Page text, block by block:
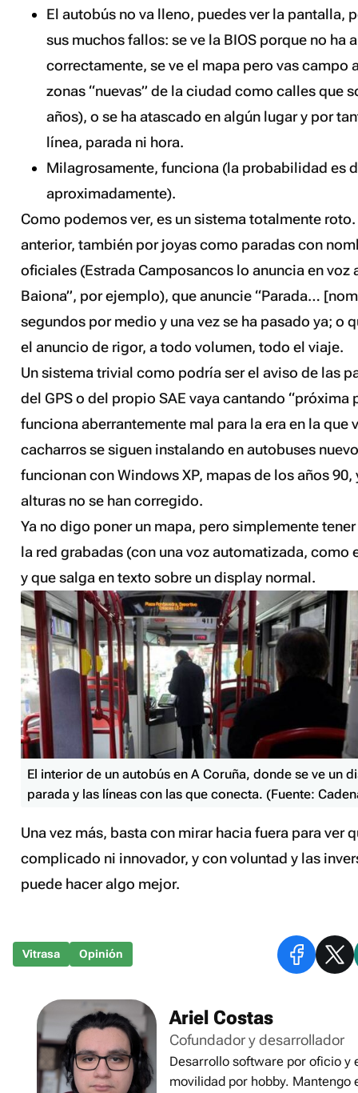
El autobús no va lleno, puedes ver la pantalla,
sus muchos fallos: se ve la BIOS porque no ha
correctamente, se ve el mapa pero vas campo
zonas “nuevas” de la ciudad como calles que
años), o se haatascado en algún lugar y por
línea, parada ni hora.
Milagrosamente, funciona (la probabilidad es
aproximadamente).
Como podemos ver, es un sistema totalmente
anterior, también por joyas como paradas con
oficiales (Estrada Camposancos lo anuncia en voz
Baiona”, por ejemplo), que anuncie “Parada…
segundos por medio y una vez se ha pasado ya; o
el anuncio de rigor, a todo volumen, todo el viaje.
Un sistema trivial como podría ser el aviso de las
del GPS o del propio SAE vaya cantando “próxima
funciona aberrantemente mal para la era en la que
cacharros se siguen instalando en autobuses
funcionan con Windows XP, mapas de los años 90,
alturas no se han corregido.
Ya no digo poner un mapa, pero simplemente
la red grabadas (con una voz automatizada, como
y que salga en texto sobre undisplay normal.
El interior de un autobús en A Coruña, donde se ve un
parada y las líneas con las que conecta. (Fuente:
Una vez más, basta con mirar hacia fuera para ver
complicado ni innovador, y con voluntad y las
puede hacer algo mejor.
Vitrasa Opinión
Ariel Costas
Cofundador y desarrollador
Desarrollo software por oficio y
movilidad por hobby. Mantengo